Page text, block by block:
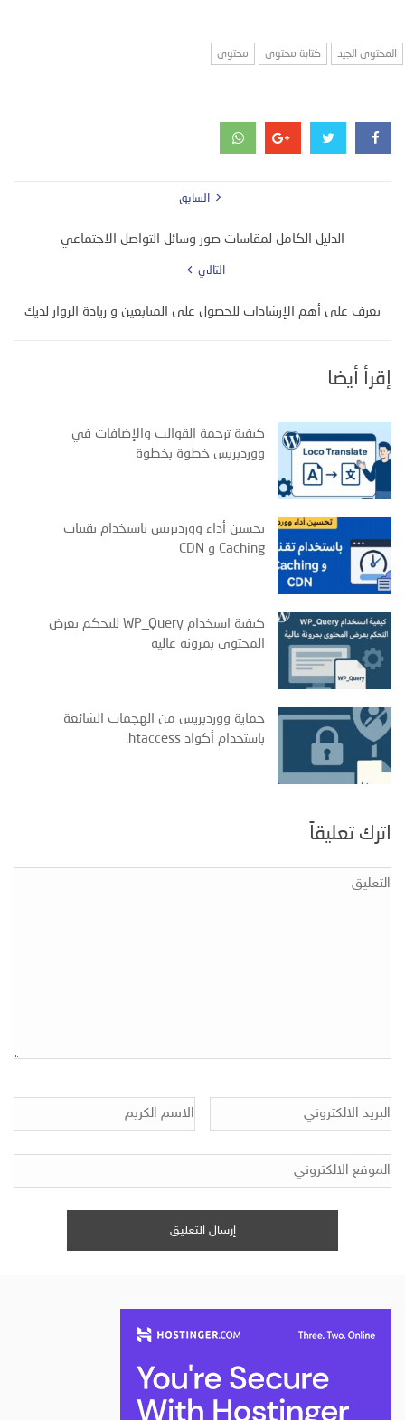
المحتوى الجيد كتابة محتوى محتوى
السابق
الدليل الكامل لمقاسات صور وسائل التواصل الاجتماعي
التالي
تعرف على أهم الإرشادات للحصول على المتابعين و زيادة الزوار لديك
إقرأ أيضا
كيفية ترجمة القوالب والإضافات في
ووردبريس خطوة بخطوة
تحسين أداء ووردبريس باستخدام تقنيات
Caching و CDN
كيفية استخدام WP_Query للتحكم بعرض
المحتوى بمرونة عالية
حماية ووردبريس من الهجمات الشائعة
باستخدام أكواد ‎.htaccess
اترك تعليقاً